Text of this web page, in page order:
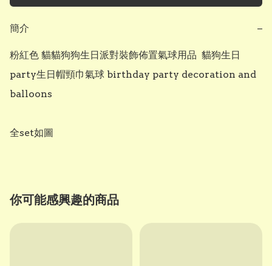
簡介 −
粉紅色 貓貓狗狗生日派對裝飾佈置氣球用品  貓狗生日
party生日帽頸巾氣球 birthday party decoration and
balloons
你可能感興趣的商品